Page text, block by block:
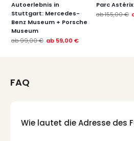
Autoerlebnis in
Stuttgart: Mercedes-
Benz Museum + Porsche
Museum
ab99,00 € ab 59,00 €
Parc Astérix
ab155,00 €
FAQ
Wie lautet die Adresse des